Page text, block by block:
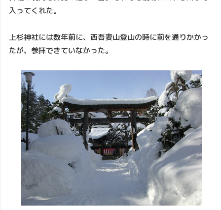
入ってくれた。
上杉神社には数年前に、西吾妻山登山の時に前を通りかかっ
たが、参拝できていなかった。